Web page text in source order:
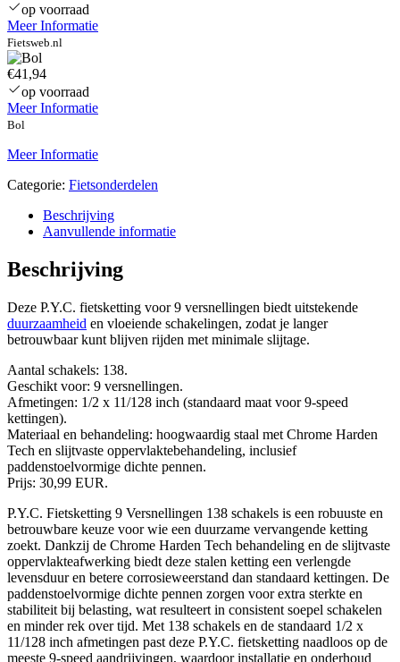
op voorraad
Meer Informatie
Fietsweb.nl
€41,94
op voorraad
Meer Informatie
Bol
Meer Informatie
Categorie: Fietsonderdelen
Beschrijving
Aanvullende informatie
Beschrijving
Deze P.Y.C. fietsketting voor 9 versnellingen biedt uitstekende
duurzaamheid en vloeiende schakelingen, zodat je langer
betrouwbaar kunt blijven rijden met minimale slijtage.
Aantal schakels: 138.
Geschikt voor: 9 versnellingen.
Afmetingen: 1/2 x 11/128 inch (standaard maat voor 9-speed
kettingen).
Materiaal en behandeling: hoogwaardig staal met Chrome Harden
Tech en slijtvaste oppervlaktebehandeling, inclusief
paddenstoelvormige dichte pennen.
Prijs: 30,99 EUR.
P.Y.C. Fietsketting 9 Versnellingen 138 schakels is een robuuste en
betrouwbare keuze voor wie een duurzame vervangende ketting
zoekt. Dankzij de Chrome Harden Tech behandeling en de slijtvaste
oppervlakteafwerking biedt deze stalen ketting een verlengde
levensduur en betere corrosieweerstand dan standaard kettingen. De
paddenstoelvormige dichte pennen zorgen voor extra sterkte en
stabiliteit bij belasting, wat resulteert in consistent soepel schakelen
en minder rek over tijd. Met 138 schakels en de standaard 1/2 x
11/128 inch afmetingen past deze P.Y.C. fietsketting naadloos op de
meeste 9-speed aandrijvingen, waardoor installatie en onderhoud